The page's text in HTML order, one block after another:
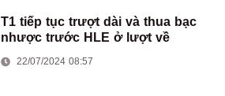
T1 tiếp tục trượt dài và thua bạc
nhược trước HLE ở lượt về
22/07/2024 08:57